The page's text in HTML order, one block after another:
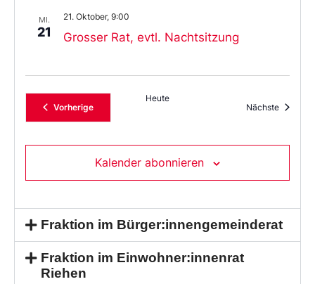
MI.
21 Grosser Rat, evtl. Nachtsitzung
21. Oktober, 9:00
VorherigeVeranstaltungen
Heute
Nächste
Kalender abonnieren
Fraktion im Bürger:innengemeinderat
Fraktion im Einwohner:innenrat
Riehen